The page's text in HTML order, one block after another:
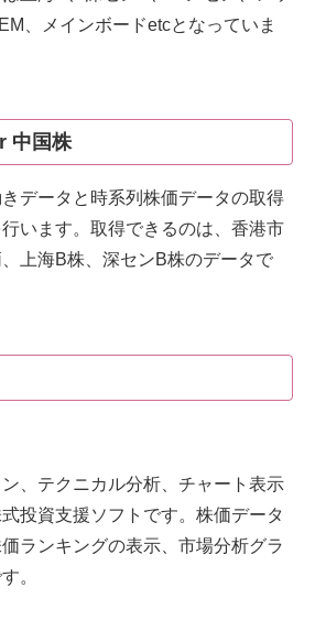
、メインボードetcとなっていま
中国株
データと時系列株価データの取得
います。取得できるのは、香港市
上海B株、深センB株のデータで
、テクニカル分析、チャート表示
投資支援ソフトです。株価データ
ランキングの表示、市場分析グラ
。